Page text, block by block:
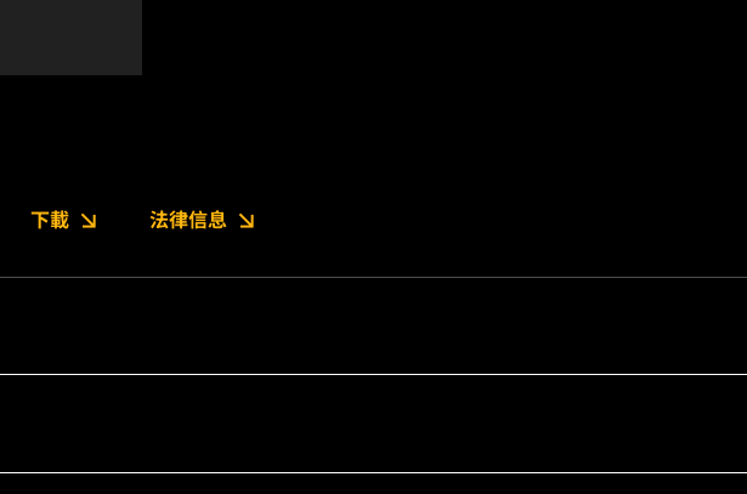
下載 法律信息